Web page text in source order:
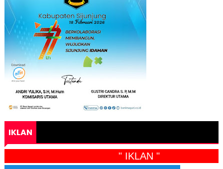
IKLAN
" IKLAN "